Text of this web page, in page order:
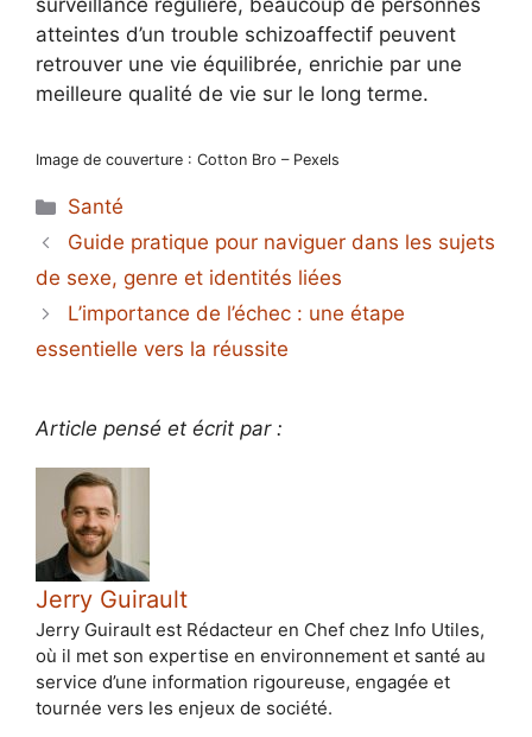
atteintes d’un trouble schizoaffectif peuvent
retrouver une vie équilibrée, enrichie par une
meilleure qualité de vie sur le long terme.
Image de couverture : Cotton Bro – Pexels
Catégories
Santé
Guide pratique pour naviguer dans les sujets
de sexe, genre et identités liées
L’importance de l’échec : une étape
essentielle vers la réussite
Article pensé et écrit par :
Jerry Guirault
Jerry Guirault est Rédacteur en Chef chez Info Utiles,
où il met son expertise en environnement et santé au
service d’une information rigoureuse, engagée et
tournée vers les enjeux de société.